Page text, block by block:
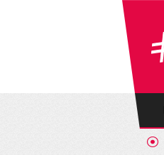
Cookies management panel